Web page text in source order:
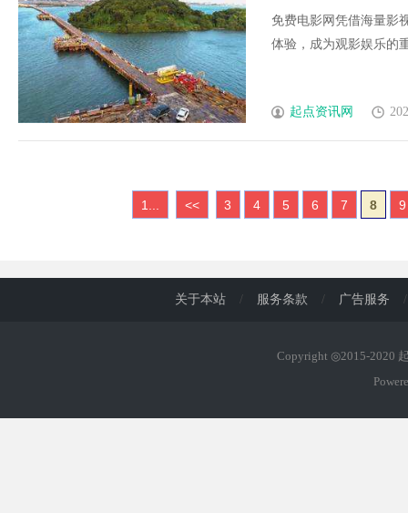
免费电影网凭借海量影
体验，成为观影娱乐的
起点资讯网
1... << 3 4 5 6 7 8 9
关于本站 / 服务条款 / 广告服务 /
Copyright ◎2015-2020